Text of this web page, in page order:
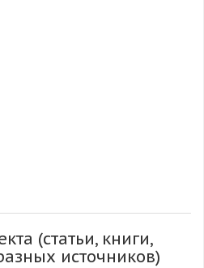
(статьи, книги,
источников)